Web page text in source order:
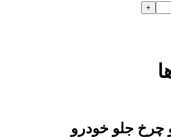
چرخ جلو خودرو